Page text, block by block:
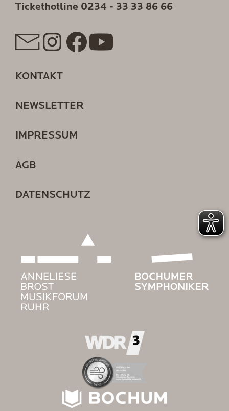
Tickethotline 0234 - 33 33 86 66
KONTAKT
NEWSLETTER
IMPRESSUM
AGB
DATENSCHUTZ